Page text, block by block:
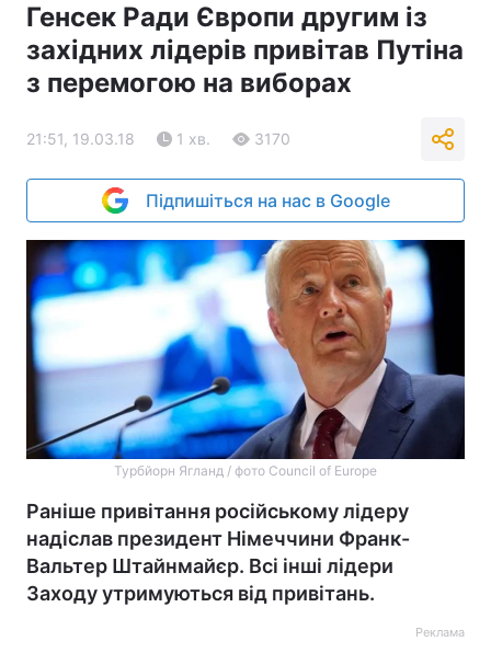
Генсек Ради Європи другим із
західних лідерів привітав Путіна
з перемогою на виборах
21:51, 19.03.18 1 хв. 3170
Підпишіться на нас в Google
Турбйорн Ягланд / фото Council of Europe
Раніше привітання російському лідеру
надіслав президент Німеччини Франк-
Вальтер Штайнмайєр. Всі інші лідери
Заходу утримуються від привітань.
Реклама